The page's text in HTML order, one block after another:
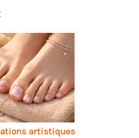
artistiques